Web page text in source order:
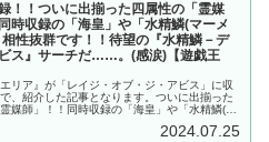
！！ついに出揃った四属性の「霊媒
時収録の「海皇」や「水精鱗(マーメ
性抜群です！！待望の『水精鱗－デ
ス』サーチだ……。(感涙)【遊戯王
エリア』が「レイジ・オブ・ジ・アビス」に収
、紹介した記事となります。ついに出揃った
媒師」！！同時収録の「海皇」や「水精鱗(マ
チだ……。(感涙)【遊戯王OCG】2024.07.25